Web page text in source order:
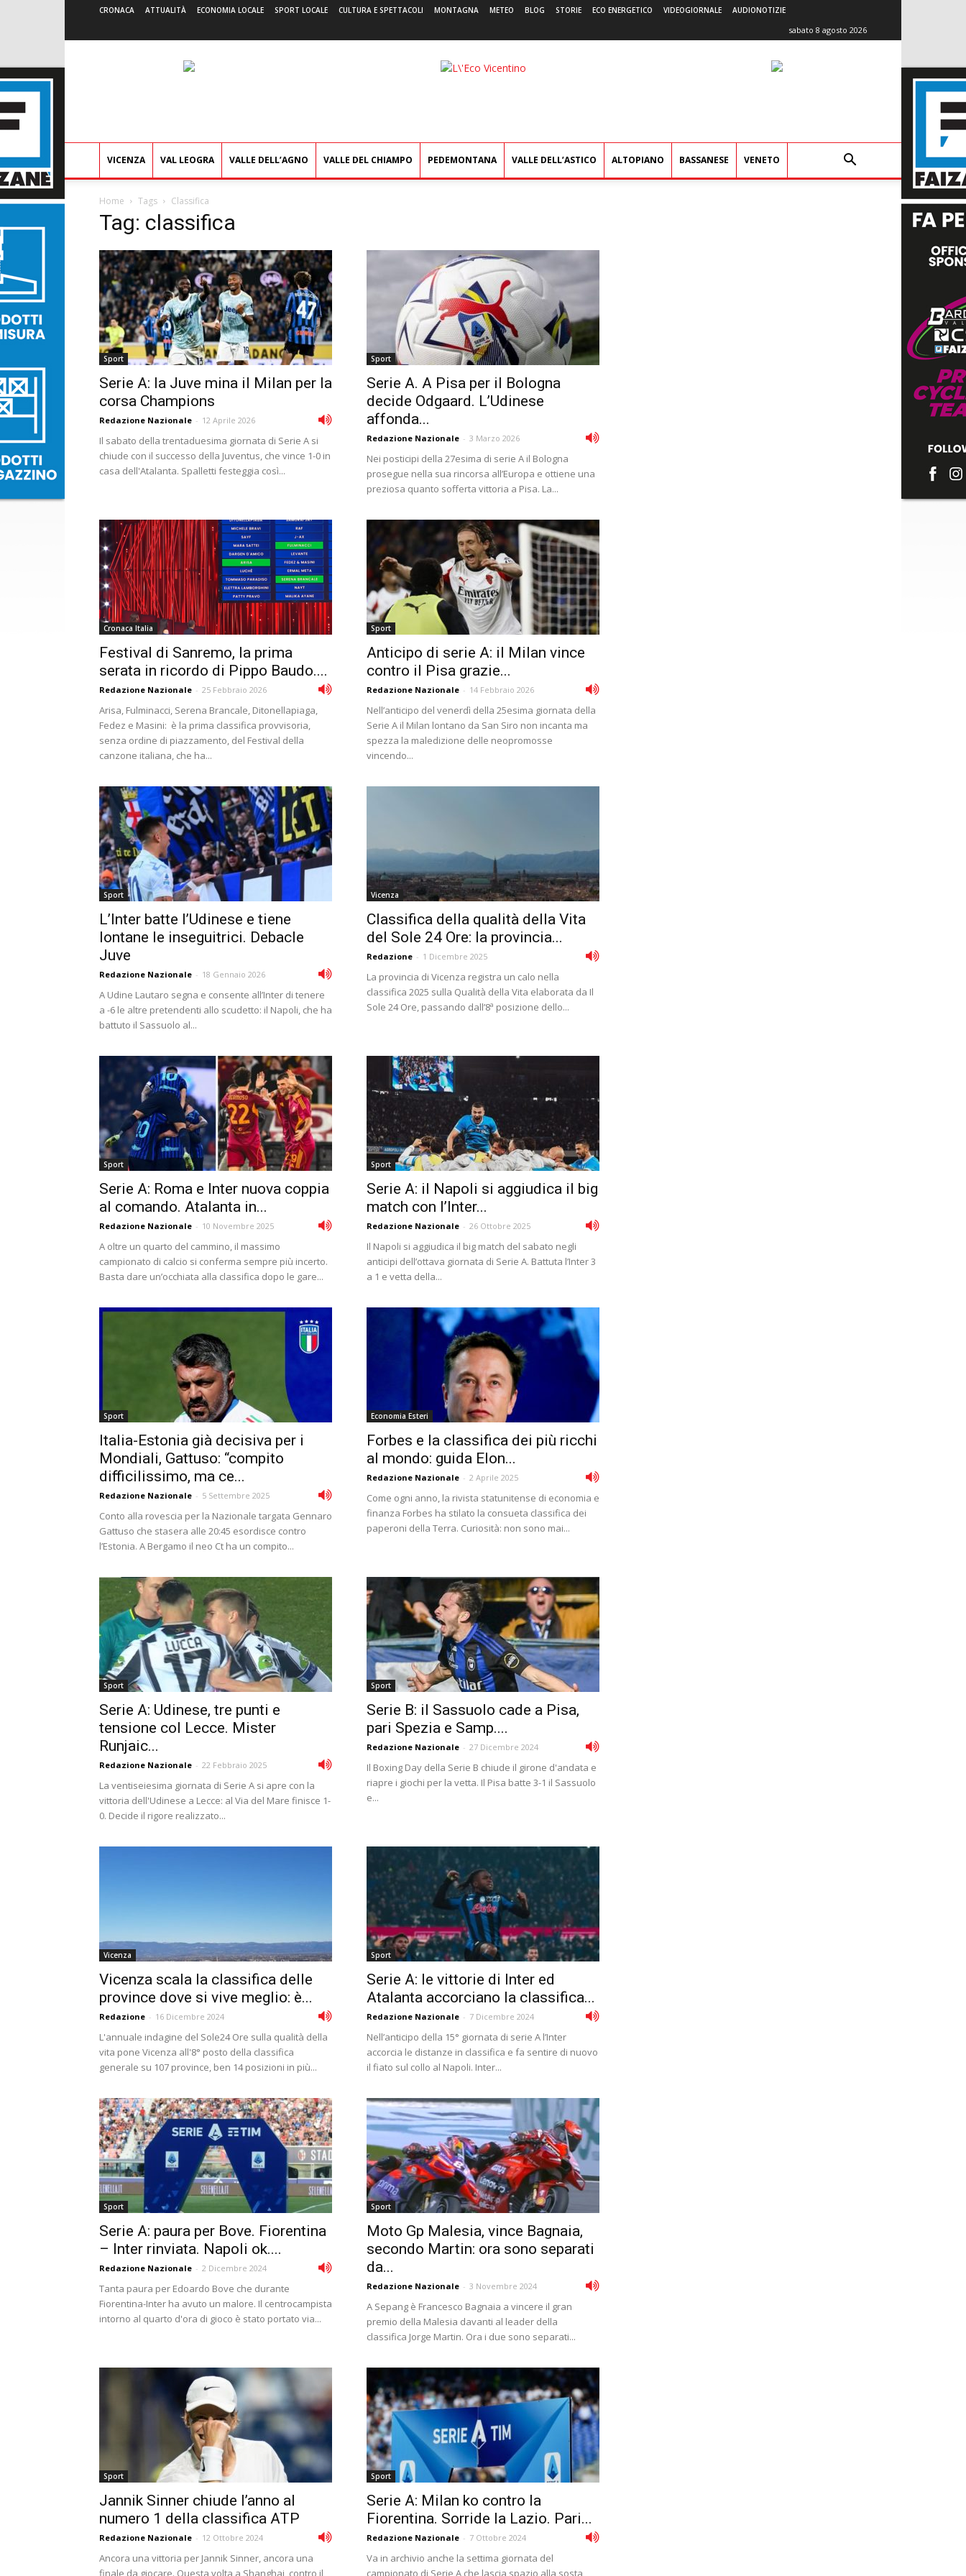
CRONACA ATTUALITÀ ECONOMIA LOCALE SPORT LOCALE CULTURA E SPETTACOLI MONTAGNA METEO BLOG STORIE ECO ENERGETICO VIDEOGIORNALE AUDIONOTIZIE
sabato 8 agosto 2026
L'Eco
VICENZA VAL LEOGRA VALLE DELL’AGNO VALLE DEL CHIAMPO PEDEMONTANA VALLE DELL’ASTICO ALTOPIANO BASSANESE VENETO
Home Tags Classifica
Tag: classifica
Sport
Serie A: la Juve mina il Milan per la
corsa Champions
Redazione Nazionale - 12 Aprile 2026
Il sabato della trentaduesima giornata di Serie A si
chiude con il successo della Juventus, che vince 1-0 in
casa dell'Atalanta. Spalletti festeggia così...
Sport
Serie A. A Pisa per il Bologna
decide Odgaard. L’Udinese
affonda...
Redazione Nazionale - 3 Marzo 2026
Nei posticipi della 27esima di serie A il Bologna
prosegue nella sua rincorsa all’Europa e ottiene una
preziosa quanto sofferta vittoria a Pisa. La...
Cronaca Italia
Festival di Sanremo, la prima
serata in ricordo di Pippo Baudo....
Redazione Nazionale - 25 Febbraio 2026
Arisa, Fulminacci, Serena Brancale, Ditonellapiaga,
Fedez e Masini: è la prima classifica provvisoria,
senza ordine di piazzamento, del Festival della
canzone italiana, che ha...
Sport
Anticipo di serie A: il Milan vince
contro il Pisa grazie...
Redazione Nazionale - 14 Febbraio 2026
Nell’anticipo del venerdì della 25esima giornata della
Serie A il Milan lontano da San Siro non incanta ma
spezza la maledizione delle neopromosse
vincendo...
Sport
L’Inter batte l’Udinese e tiene
lontane le inseguitrici. Debacle
Juve
Redazione Nazionale - 18 Gennaio 2026
A Udine Lautaro segna e consente all’Inter di tenere
a -6 le altre pretendenti allo scudetto: il Napoli, che ha
battuto il Sassuolo al...
Vicenza
Classifica della qualità della Vita
del Sole 24 Ore: la provincia...
Redazione - 1 Dicembre 2025
La provincia di Vicenza registra un calo nella
classifica 2025 sulla Qualità della Vita elaborata da Il
Sole 24 Ore, passando dall’8ª posizione dello...
Sport
Serie A: Roma e Inter nuova coppia
al comando. Atalanta in...
Redazione Nazionale - 10 Novembre 2025
A oltre un quarto del cammino, il massimo
campionato di calcio si conferma sempre più incerto.
Basta dare un’occhiata alla classifica dopo le gare...
Sport
Serie A: il Napoli si aggiudica il big
match con l’Inter...
Redazione Nazionale - 26 Ottobre 2025
Il Napoli si aggiudica il big match del sabato negli
anticipi dell’ottava giornata di Serie A. Battuta l’Inter 3
a 1 e vetta della...
Sport
Italia-Estonia già decisiva per i
Mondiali, Gattuso: “compito
difficilissimo, ma ce...
Redazione Nazionale - 5 Settembre 2025
Conto alla rovescia per la Nazionale targata Gennaro
Gattuso che stasera alle 20:45 esordisce contro
l’Estonia. A Bergamo il neo Ct ha un compito...
Economia Esteri
Forbes e la classifica dei più ricchi
al mondo: guida Elon...
Redazione Nazionale - 2 Aprile 2025
Come ogni anno, la rivista statunitense di economia e
finanza Forbes ha stilato la consueta classifica dei
paperoni della Terra. Curiosità: non sono mai...
Sport
Serie A: Udinese, tre punti e
tensione col Lecce. Mister
Runjaic...
Redazione Nazionale - 22 Febbraio 2025
La ventiseiesima giornata di Serie A si apre con la
vittoria dell'Udinese a Lecce: al Via del Mare finisce 1-
0. Decide il rigore realizzato...
Sport
Serie B: il Sassuolo cade a Pisa,
pari Spezia e Samp....
Redazione Nazionale - 27 Dicembre 2024
Il Boxing Day della Serie B chiude il girone d'andata e
riapre i giochi per la vetta. Il Pisa batte 3-1 il Sassuolo
e...
Vicenza
Vicenza scala la classifica delle
province dove si vive meglio: è...
Redazione - 16 Dicembre 2024
L'annuale indagine del Sole24 Ore sulla qualità della
vita pone Vicenza all'8° posto della classifica
generale su 107 province, ben 14 posizioni in più...
Sport
Serie A: le vittorie di Inter ed
Atalanta accorciano la classifica...
Redazione Nazionale - 7 Dicembre 2024
Nell’anticipo della 15° giornata di serie A l’Inter
accorcia le distanze in classifica e fa sentire di nuovo
il fiato sul collo al Napoli. Inter...
Sport
Serie A: paura per Bove. Fiorentina
– Inter rinviata. Napoli ok....
Redazione Nazionale - 2 Dicembre 2024
Tanta paura per Edoardo Bove che durante
Fiorentina-Inter ha avuto un malore. Il centrocampista
intorno al quarto d'ora di gioco è stato portato via...
Sport
Moto Gp Malesia, vince Bagnaia,
secondo Martin: ora sono separati
da...
Redazione Nazionale - 3 Novembre 2024
A Sepang è Francesco Bagnaia a vincere il gran
premio della Malesia davanti al leader della
classifica Jorge Martin. Ora i due sono separati...
Sport
Jannik Sinner chiude l’anno al
numero 1 della classifica ATP
Redazione Nazionale - 12 Ottobre 2024
Ancora una vittoria per Jannik Sinner, ancora una
finale da giocare. Questa volta a Shanghai, contro il
Sport
Serie A: Milan ko contro la
Fiorentina. Sorride la Lazio. Pari...
Redazione Nazionale - 7 Ottobre 2024
Va in archivio anche la settima giornata del
campionato di Serie A che lascia spazio alla sosta